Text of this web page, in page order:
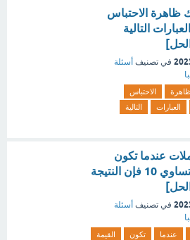
ظاهرة الاحتباس
التالية
في تصنيف أسئلة
ظاهرة
الاحتباس
العبارات
التالية
عندما تكون
القيمة الأولى تساوي 10 فإن النتيجة
في تصنيف أسئلة
عندما تكون
القيمة